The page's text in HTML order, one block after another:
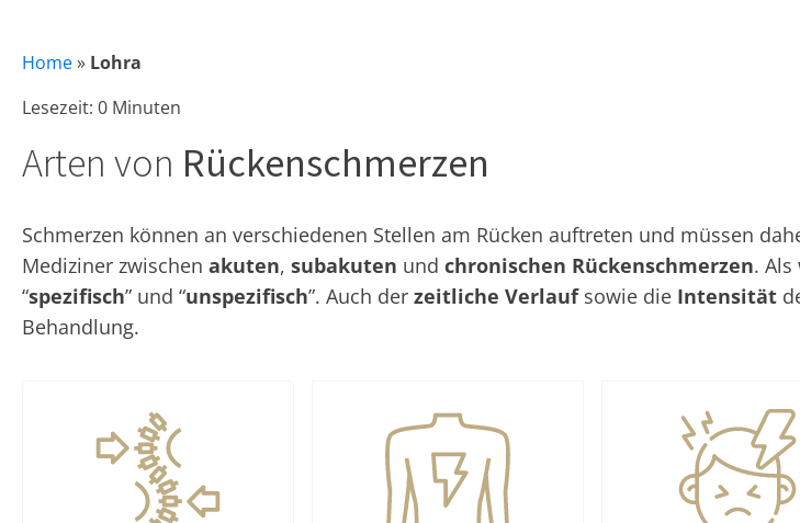
Home» Lohra
Lesezeit: 0 Minuten
Arten von Rückenschmerzen
Schmerzen können an verschiedenen Stellen am Rücken auftreten und müssen
Mediziner zwischen akuten, subakuten und chronischen Rückenschmerzen.
“spezifisch” und “unspezifisch”. Auch der zeitliche Verlauf sowie die Intensität
Behandlung.